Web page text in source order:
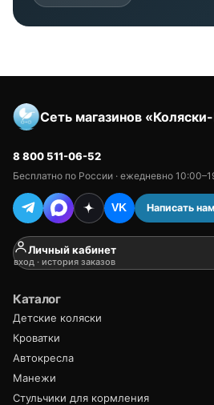
Сеть магазинов
8 800 511-06-52
Бесплатно по России · ежедневно
VK Написать нам
Личный кабинет
вход · история заказов
Каталог
Детские коляски
Кроватки
Автокресла
Манежи
Стульчики для кормления